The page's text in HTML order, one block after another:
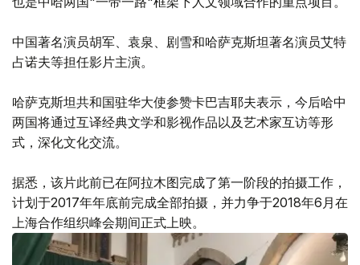
中国著名演员胡军、袁泉、剧雪和哈萨克斯坦著名演员艾特
占诺夫等担任影片主演。
哈萨克斯坦共和国驻华大使参赞卡巴吉耶夫表示，今后哈中
两国将通过互译经典文学和影视作品以及艺术家互访等形
式，深化文化交流。
据悉，该片此前已在阿拉木图完成了第一阶段的拍摄工作，
计划于2017年年底前完成全部拍摄，并力争于2018年6月在
上海合作组织峰会期间正式上映。